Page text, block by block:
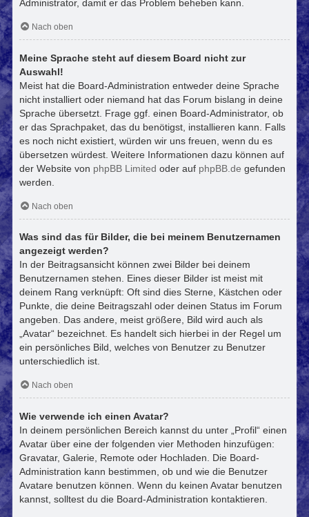
Administrator, damit er das Problem beheben kann.
Nach oben
Meine Sprache steht auf diesem Board nicht zur
Auswahl!
Meist hat die Board-Administration entweder deine Sprache
nicht installiert oder niemand hat das Forum bislang in deine
Sprache übersetzt. Frage ggf. einen Board-Administrator, ob
er das Sprachpaket, das du benötigst, installieren kann. Falls
es noch nicht existiert, würden wir uns freuen, wenn du es
übersetzen würdest. Weitere Informationen dazu können auf
der Website von phpBB Limited oder auf phpBB.de gefunden
werden.
Nach oben
Was sind das für Bilder, die bei meinem Benutzernamen
angezeigt werden?
In der Beitragsansicht können zwei Bilder bei deinem
Benutzernamen stehen. Eines dieser Bilder ist meist mit
deinem Rang verknüpft: Oft sind dies Sterne, Kästchen oder
Punkte, die deine Beitragszahl oder deinen Status im Forum
angeben. Das andere, meist größere, Bild wird auch als
„Avatar“ bezeichnet. Es handelt sich hierbei in der Regel um
ein persönliches Bild, welches von Benutzer zu Benutzer
unterschiedlich ist.
Nach oben
Wie verwende ich einen Avatar?
In deinem persönlichen Bereich kannst du unter „Profil“ einen
Avatar über eine der folgenden vier Methoden hinzufügen:
Gravatar, Galerie, Remote oder Hochladen. Die Board-
Administration kann bestimmen, ob und wie die Benutzer
Avatare benutzen können. Wenn du keinen Avatar benutzen
kannst, solltest du die Board-Administration kontaktieren.